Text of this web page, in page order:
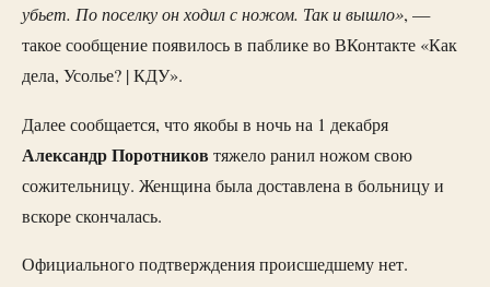
убьет. По поселку он ходил с ножом. Так и вышло», —
такое сообщение появилось в паблике во ВКонтакте «Как
дела, Усолье? | КДУ».
Далее сообщается, что якобы в ночь на 1 декабря
Александр Поротников тяжело ранил ножом свою
сожительницу. Женщина была доставлена в больницу и
вскоре скончалась.
Официального подтверждения происшедшему нет.